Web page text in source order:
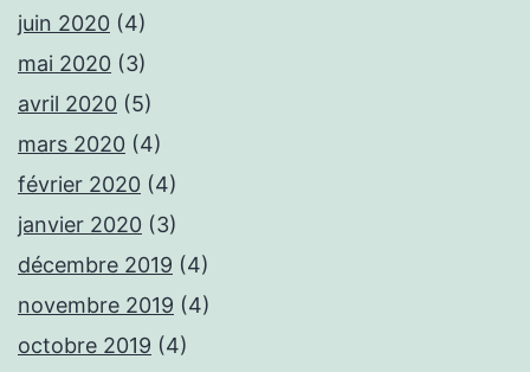
juin 2020 (4)
mai 2020 (3)
avril 2020 (5)
mars 2020 (4)
février 2020 (4)
janvier 2020 (3)
décembre 2019 (4)
novembre 2019 (4)
octobre 2019 (4)